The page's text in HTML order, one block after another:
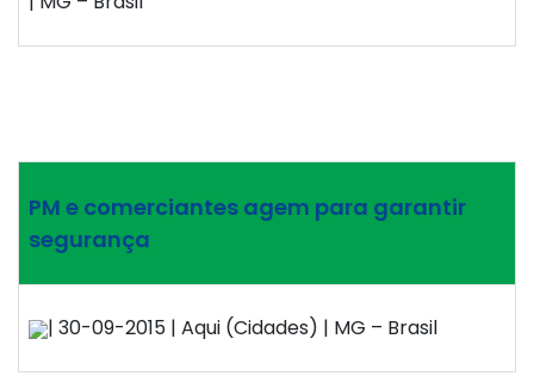
PM e comerciantes agem para garantir
segurança
| 30-09-2015 | Aqui (Cidades) | MG – Brasil